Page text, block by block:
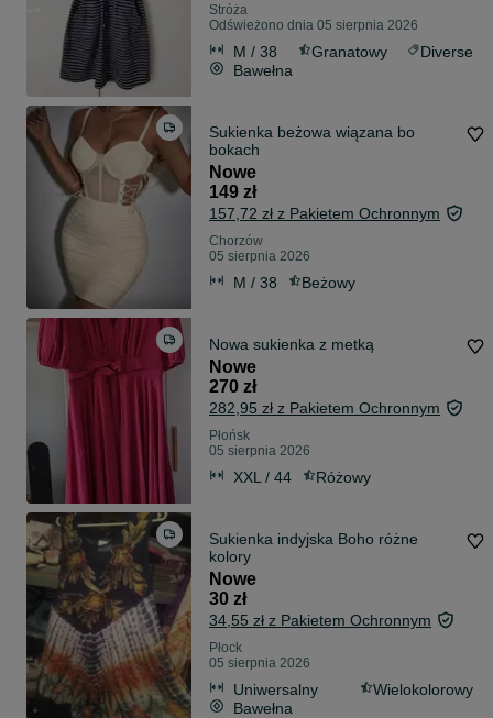
Stróża
Odświeżono dnia 05 sierpnia 2026
M / 38 Granatowy
Diverse
Bawełna
Sukienka beżowa wiązana bo
bokach
Nowe
149 zł
157,72 zł z Pakietem Ochronnym
Chorzów
05 sierpnia 2026
M / 38 Beżowy
Nowa sukienka z metką
Nowe
270 zł
282,95 zł z Pakietem Ochronnym
Płońsk
05 sierpnia 2026
XXL / 44 Różowy
Sukienka indyjska Boho różne
kolory
Nowe
30 zł
34,55 zł z Pakietem Ochronnym
Płock
05 sierpnia 2026
Uniwersalny
Wielokolorowy
Bawełna